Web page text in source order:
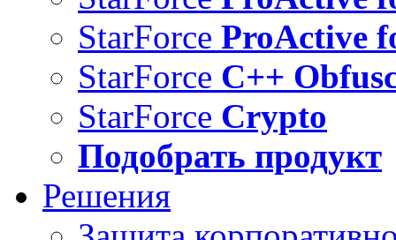
StarForce ProActive
StarForce C++
StarForce Crypto
Подобрать продукт
Решения